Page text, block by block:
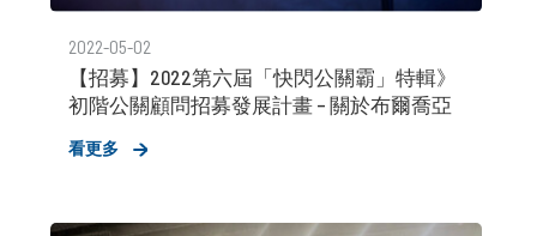
2022-05-02
【招募】2022第六屆「快閃公關霸」特輯》
初階公關顧問招募發展計畫 – 關於布爾喬亞
看更多